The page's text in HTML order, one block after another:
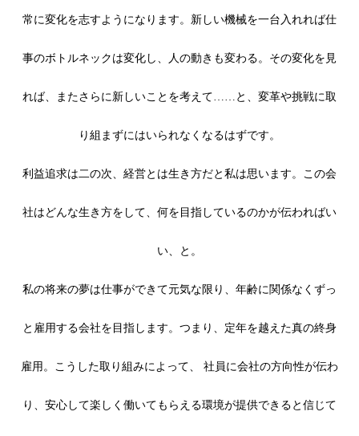
常に変化を志すようになります。新しい機械を一台入れれば仕
事のボトルネックは変化し、人の動きも変わる。その変化を見
れば、またさらに新しいことを考えて……と、変革や挑戦に取
り組まずにはいられなくなるはずです。
利益追求は二の次、経営とは生き方だと私は思います。この会
社はどんな生き方をして、何を目指しているのかが伝わればい
い、と。
私の将来の夢は仕事ができて元気な限り、年齢に関係なくずっ
と雇用する会社を目指します。つまり、定年を越えた真の終身
雇用。こうした取り組みによって、 社員に会社の方向性が伝わ
り、安心して楽しく働いてもらえる環境が提供できると信じて